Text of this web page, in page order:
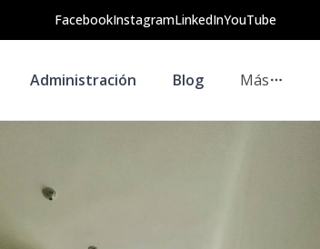
FacebookInstagramLinkedInYouTube
Administración Blog Más